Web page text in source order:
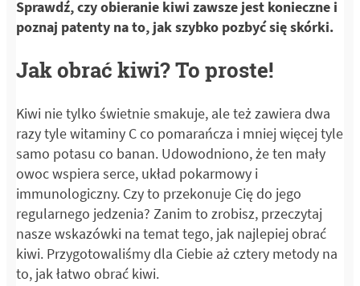
Sprawdź, czy obieranie kiwi zawsze jest konieczne i
poznaj patenty na to, jak szybko pozbyć się skórki.
Jak obrać kiwi? To proste!
Kiwi nie tylko świetnie smakuje, ale też zawiera dwa
razy tyle witaminy C co pomarańcza i mniej więcej tyle
samo potasu co banan. Udowodniono, że ten mały
owoc wspiera serce, układ pokarmowy i
immunologiczny. Czy to przekonuje Cię do jego
regularnego jedzenia? Zanim to zrobisz, przeczytaj
nasze wskazówki na temat tego, jak najlepiej obrać
kiwi. Przygotowaliśmy dla Ciebie aż cztery metody na
to, jak łatwo obrać kiwi.